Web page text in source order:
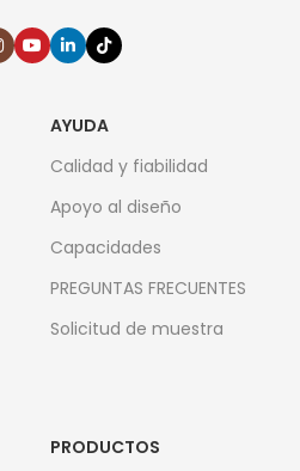
AYUDA
Calidad y fiabilidad
Apoyo al diseño
Capacidades
PREGUNTAS FRECUENTES
Solicitud de muestra
PRODUCTOS